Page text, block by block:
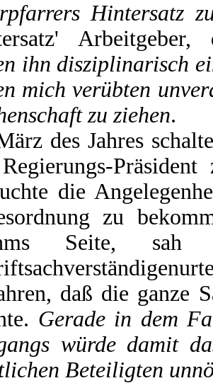
Hintersatz
ihn disziplinarisch
mich verübten
zu ziehen.
des Jahres
die
zu
Seite,
daß die ganze
Gerade in dem
würde damit
Beteiligten